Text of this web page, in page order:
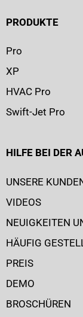
PRODUKTE
Pro
XP
HVAC Pro
Swift-Jet Pro
HILFE BEI DER
UNSERE
VIDEOS
NEUIGKEITEN
HÄUFIG
PREIS
DEMO
BROSCHÜREN